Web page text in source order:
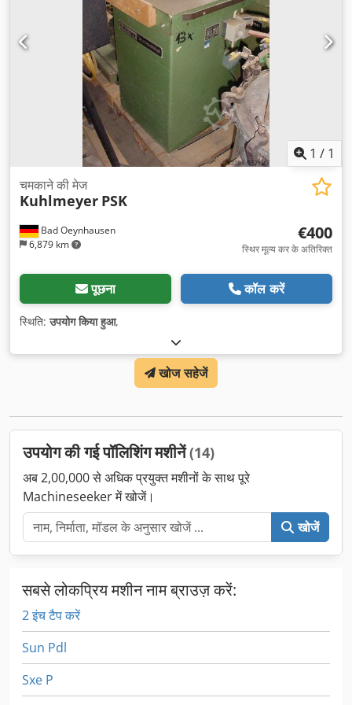
1 / 1
Bad Oeynhausen
6,879 km
चमकाने की मेज
Kuhlmeyer PSK
€400
स्थिर मूल्य कर के अतिरिक्त
पूछना कॉल करें
स्थिति:उपयोग किया हुआ,
खोज सहेजें
उपयोग की गई पॉलिशिंग मशीनें(14)
अब 2,00,000 से अधिक प्रयुक्त मशीनों के साथ पूरे
Machineseeker में खोजें।
खोजें
सबसे लोकप्रिय मशीन नाम ब्राउज़ करें:
2 इंच टैप करें
Sun Pdl
Sxe P